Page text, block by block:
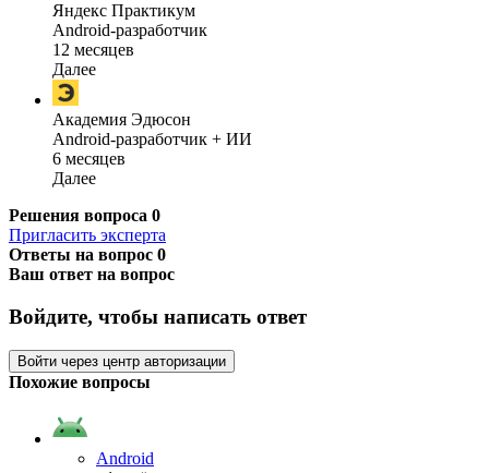
Яндекс Практикум
Android-разработчик
12 месяцев
Далее
Академия Эдюсон
Android-разработчик + ИИ
6 месяцев
Далее
Решения вопроса 0
Пригласить эксперта
Ответы на вопрос 0
Ваш ответ на вопрос
Войдите, чтобы написать ответ
Войти через центр авторизации
Похожие вопросы
Android